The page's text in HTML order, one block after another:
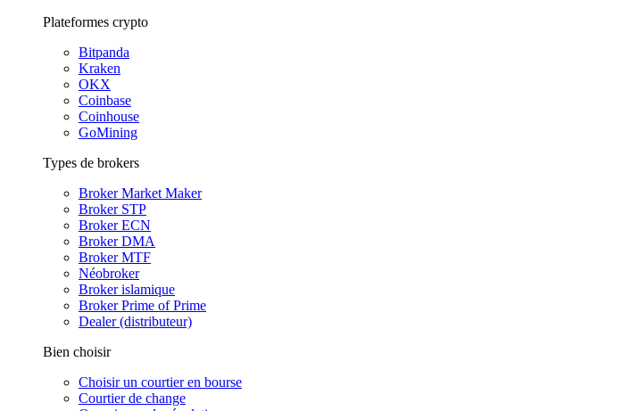
Plateformes crypto
Bitpanda
Kraken
OKX
Coinbase
Coinhouse
GoMining
Types de brokers
Broker Market Maker
Broker STP
Broker ECN
Broker DMA
Broker MTF
Néobroker
Broker islamique
Broker Prime of Prime
Dealer (distributeur)
Bien choisir
Choisir un courtier en bourse
Courtier de change